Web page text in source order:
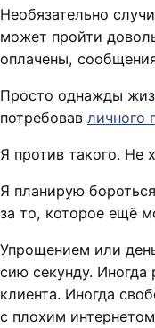
Необязательно
может пройти
оплачены,
Просто однажды
потребовав личного
Я против такого. Не
Я планирую
за то, которое ещё
Упрощением или
сию секунду. Иногда
клиента. Иногда
с плохим